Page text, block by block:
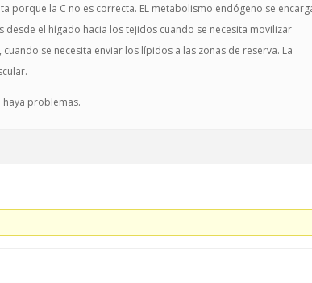
porque la C no es correcta. EL metabolismo endógeno se
el hígado hacia los tejidos cuando se necesita movilizar
se necesita enviar los lípidos a las zonas de reserva. La
problemas.